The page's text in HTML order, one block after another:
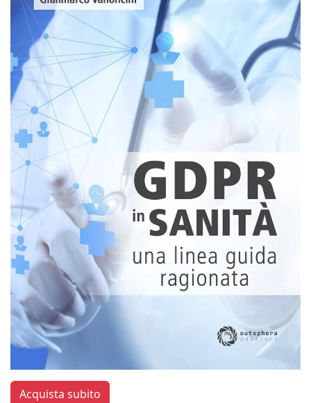
Acquista subito